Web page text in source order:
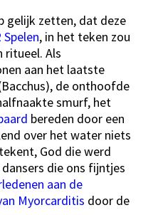
gelijk zetten, dat deze
, in het teken zou
ritueel. Als
aan het laatste
de onthoofde
smurf, het
bereden door een
over het water niets
God die werd
die ons fijntjes
aan de
Myorcarditis door de